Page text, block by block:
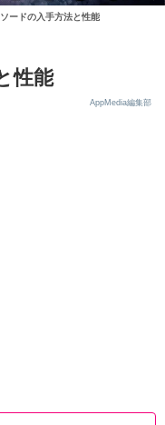
ードの入手方法と性能
性能
AppMedia編集部